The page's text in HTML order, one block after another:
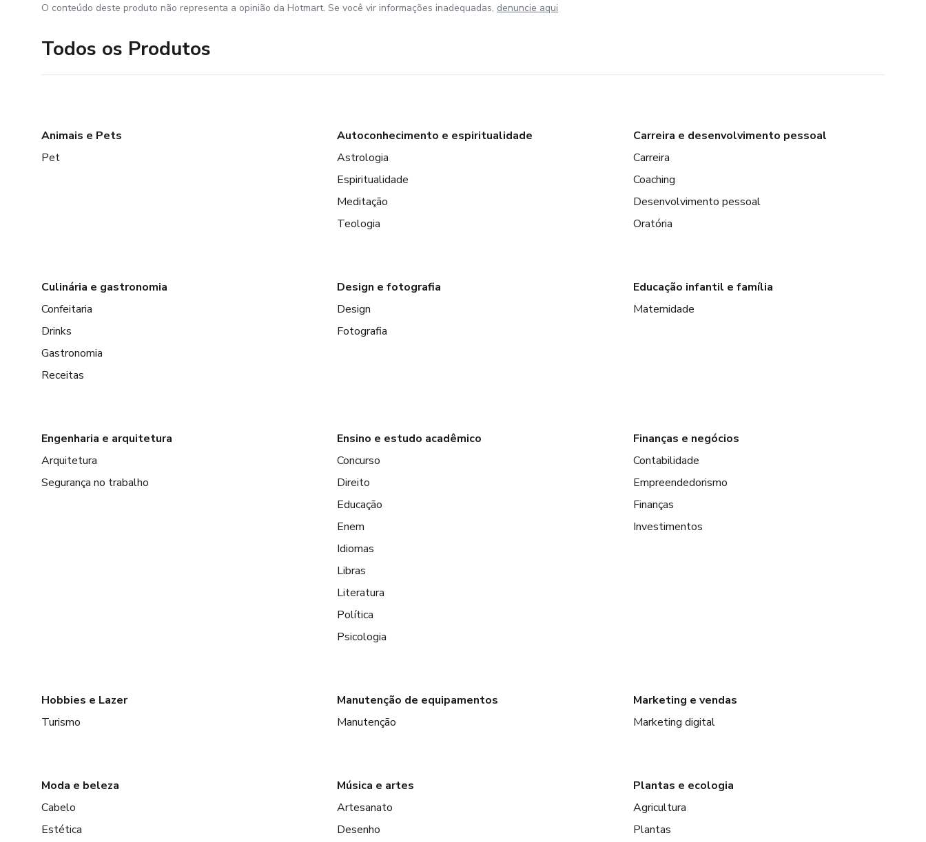
O conteúdo deste produto não representa a opinião da Hotmart. Se você vir informações inadequadas, denuncie aqui
Todos os Produtos
Animais e Pets
Pet
Autoconhecimento e espiritualidade
Astrologia
Espiritualidade
Meditação
Teologia
Carreira e desenvolvimento pessoal
Carreira
Coaching
Desenvolvimento pessoal
Oratória
Culinária e gastronomia
Confeitaria
Drinks
Gastronomia
Receitas
Design e fotografia
Design
Fotografia
Educação infantil e família
Maternidade
Engenharia e arquitetura
Arquitetura
Segurança no trabalho
Ensino e estudo acadêmico
Concurso
Direito
Educação
Enem
Idiomas
Libras
Literatura
Política
Psicologia
Finanças e negócios
Contabilidade
Empreendedorismo
Finanças
Investimentos
Hobbies e Lazer
Turismo
Manutenção de equipamentos
Manutenção
Marketing e vendas
Marketing digital
Moda e beleza
Cabelo
Estética
Música e artes
Artesanato
Desenho
Plantas e ecologia
Agricultura
Plantas